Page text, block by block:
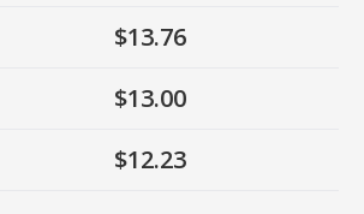
$13.76
$13.00
$12.23